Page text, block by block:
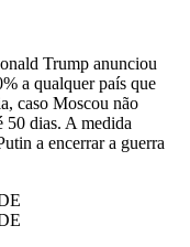
Trump anunciou
a qualquer país que
caso Moscou não
50 dias. A medida
a encerrar a guerra